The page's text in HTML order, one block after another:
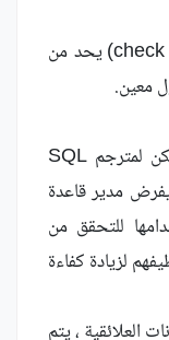
- قيد فحص الجدول (check constraint) يحد من
معين.
القيد الإعلامي هو نوع من القيد يمكن لمترجم SQL
مدير قاعدة
للتحقق من
لزيادة كفاءة
العلائقية ، يتم